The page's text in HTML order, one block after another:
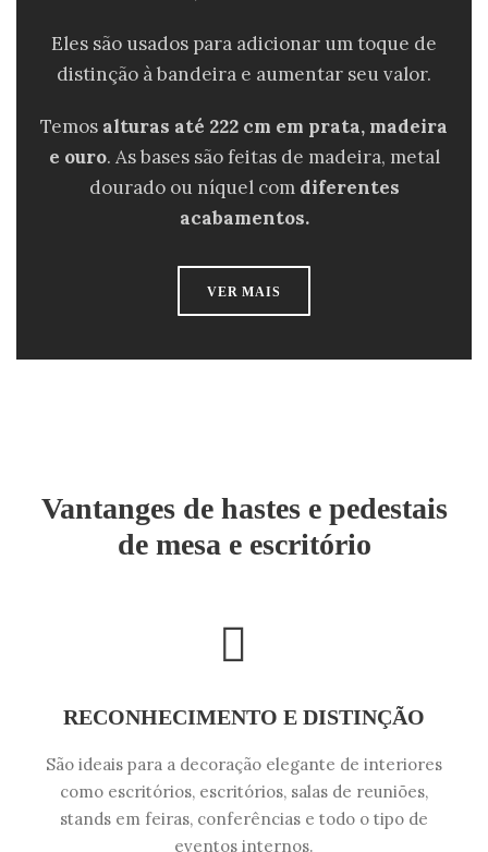
Eles são usados ​​para adicionar um toque de
distinção à bandeira e aumentar seu valor.
Temos alturas até 222 cm em prata, madeira
e ouro. As bases são feitas de madeira, metal
dourado ou níquel comdiferentes
acabamentos.
VER MAIS
Vantanges de hastes e pedestais
de mesa e escritório
RECONHECIMENTO E DISTINÇÃO
São ideais para a decoração elegante de interiores
como escritórios, escritórios, salas de reuniões,
stands em feiras, conferências e todo o tipo de
eventos internos.